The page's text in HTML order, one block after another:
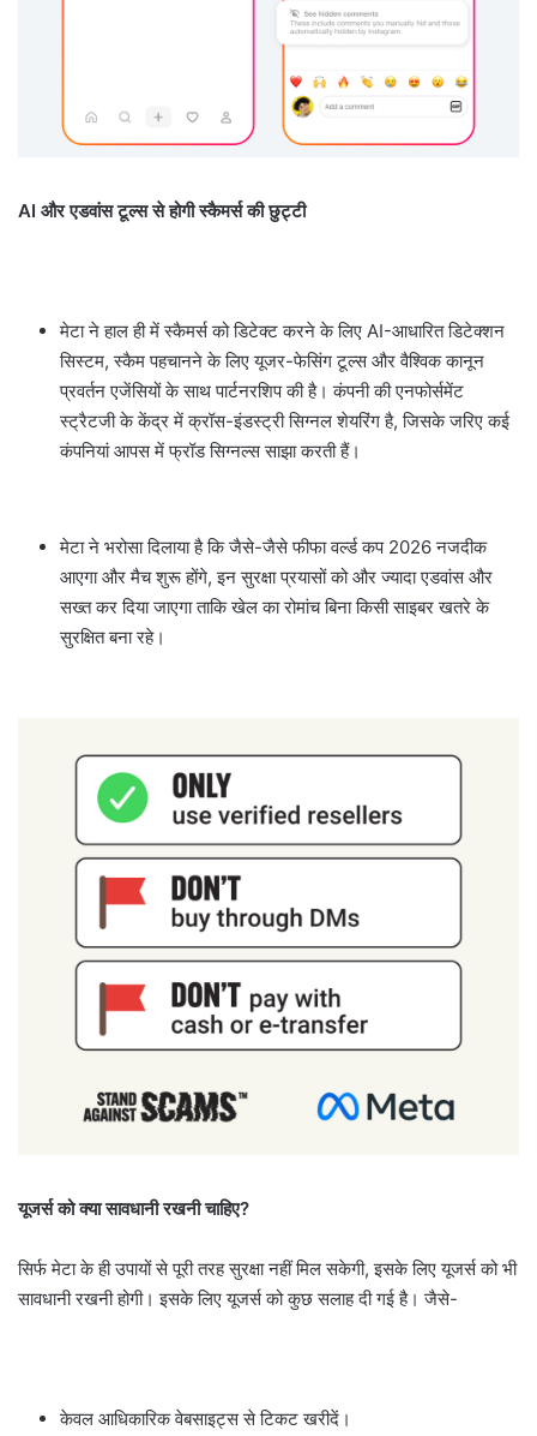
AI और एडवांस टूल्स से होगी स्कैमर्स की छुट्टी
मेटा ने हाल ही में स्कैमर्स को डिटेक्ट करने के लिए AI-आधारित डिटेक्शन
सिस्टम, स्कैम पहचानने के लिए यूजर-फेसिंग टूल्स और वैश्विक कानून
प्रवर्तन एजेंसियों के साथ पार्टनरशिप की है। कंपनी की एनफोर्समेंट
स्ट्रैटजी के केंद्र में क्रॉस-इंडस्ट्री सिग्नल शेयरिंग है, जिसके जरिए कई
कंपनियां आपस में फ्रॉड सिग्नल्स साझा करती हैं।
मेटा ने भरोसा दिलाया है कि जैसे-जैसे फीफा वर्ल्ड कप 2026 नजदीक
आएगा और मैच शुरू होंगे, इन सुरक्षा प्रयासों को और ज्यादा एडवांस और
सख्त कर दिया जाएगा ताकि खेल का रोमांच बिना किसी साइबर खतरे के
सुरक्षित बना रहे।
यूजर्स को क्या सावधानी रखनी चाहिए?
सिर्फ मेटा के ही उपायों से पूरी तरह सुरक्षा नहीं मिल सकेगी, इसके लिए यूजर्स को भी
सावधानी रखनी होगी। इसके लिए यूजर्स को कुछ सलाह दी गई है। जैसे-
केवल आधिकारिक वेबसाइट्स से टिकट खरीदें।